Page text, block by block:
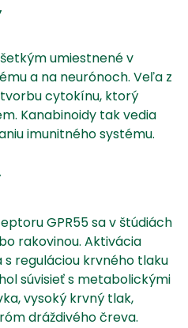
umiestnené v
a na neurónoch. Veľa z
cytokínu, ktorý
Kanabinoidy tak vedia
imunitného systému.
GPR55 sa v štúdiách
rakovinou. Aktivácia
s reguláciou krvného tlaku
súvisieť s metabolickými
vysoký krvný tlak,
dráždivého čreva.